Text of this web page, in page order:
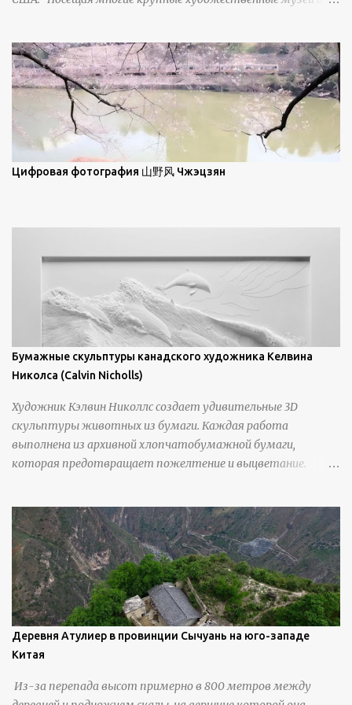
демонстрирует матовое отражение. Эти
Брайан Шервин прокомментировал картины художника,
заявив, что "Такаюки Харада сочетает в себе классическую
элегантность живописи с реалиями современной жизни. В
некотором смысле, персонажи его картин предлагают
зрителям незаконченный рассказ, который усиливается его
уникальной манерой использования освещения". Для
просмотра всех работ, посетите страницу –
Цифровая фотография 山野风 Чжэцзян
Бумажные скульптуры канадского художника Келвина
Николса (Calvin Nicholls)
Художник Кэлвин Николлс создает удивительные 3D
скульптуры животных из бумаги. Каждая работа
выполнена из архивной хлопчатобумажной бумаги,
которая предотвращает пожелтение и выцветание.
инструменты для текстурирования, чтобы точно
вылепить каждую деталь. источник
https://calvinnicholls.com/
Деревня Атулиер в провинции Сычуань на юго-западе
Китая
Из-за перепада высот примерно в 800 метров между